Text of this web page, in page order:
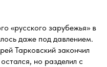
«русского зарубежья» в
даже под давлением.
Тарковский закончил
но разделил с